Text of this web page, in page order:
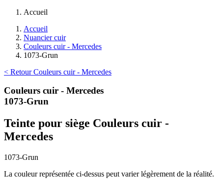
Accueil
Accueil
Nuancier cuir
Couleurs cuir - Mercedes
1073-Grun
< Retour Couleurs cuir - Mercedes
Couleurs cuir - Mercedes
1073-Grun
Teinte pour siège Couleurs cuir -
Mercedes
1073-Grun
La couleur représentée ci-dessus peut varier légèrement de la réalité.